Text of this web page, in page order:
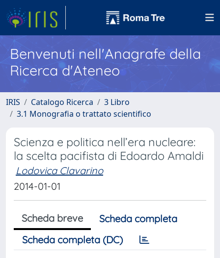
Benvenuti nell'Anagrafe della
Ricerca d'Ateneo
IRIS Catalogo Ricerca
3 Libro
3.1 Monografia o trattato scientifico
Scienza e politica nell’era nucleare:
la scelta pacifista di Edoardo Amaldi
Lodovica Clavarino
2014-01-01
Scheda breve
Scheda completa
Scheda completa (DC)